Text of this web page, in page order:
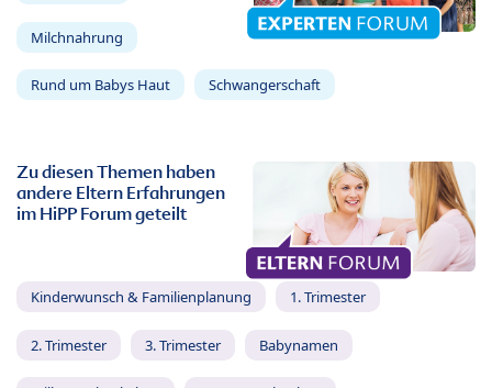
Milchnahrung
Rund um Babys Haut Schwangerschaft
Zu diesen Themen haben
andere Eltern Erfahrungen
im HiPP Forum geteilt
Kinderwunsch & Familienplanung 1. Trimester
2. Trimester 3. Trimester Babynamen